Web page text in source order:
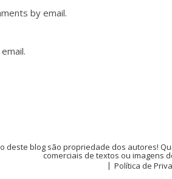
by email.
deste blog são propriedade dos autores!
comerciais de textos ou imagens
Política de